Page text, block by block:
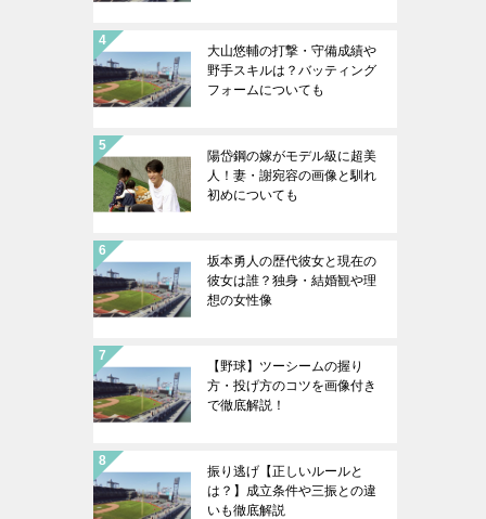
大山悠輔の打撃・守備成績や
野手スキルは？バッティング
フォームについても
陽岱鋼の嫁がモデル級に超美
人！妻・謝宛容の画像と馴れ
初めについても
坂本勇人の歴代彼女と現在の
彼女は誰？独身・結婚観や理
想の女性像
【野球】ツーシームの握り
方・投げ方のコツを画像付き
で徹底解説！
振り逃げ【正しいルールと
は？】成立条件や三振との違
いも徹底解説